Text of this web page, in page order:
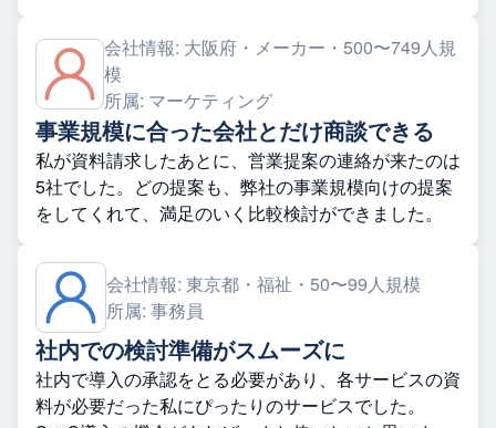
会社情報: 大阪府・メーカー・500〜749人規
模
所属: マーケティング
事業規模に合った会社とだけ商談できる
私が資料請求したあとに、営業提案の連絡が来たのは
5社でした。どの提案も、弊社の事業規模向けの提案
をしてくれて、満足のいく比較検討ができました。
会社情報: 東京都・福祉・50〜99人規模
所属: 事務員
社内での検討準備がスムーズに
社内で導入の承認をとる必要があり、各サービスの資
料が必要だった私にぴったりのサービスでした。